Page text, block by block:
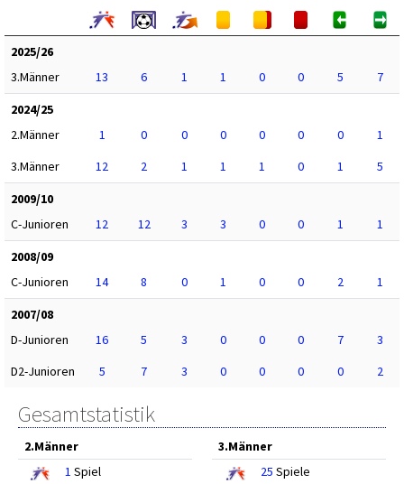
2025/26
3.Männer
13 6 1 1 0 0 5
7
2024/25
2.Männer
1 0 0 0 0 0 0
1
3.Männer
12 2 1 1 1 0 1
5
2009/10
C-Junioren
12 12 3 3 0 0 1
1
2008/09
C-Junioren
14 8 0 1 0 0 2
1
2007/08
D-Junioren
16 5 3 0 0 0 7
3
D2-Junioren
5 7 3 0 0 0 0 2
Gesamtstatistik
2.Männer
1 Spiel
3.Männer
25 Spiele